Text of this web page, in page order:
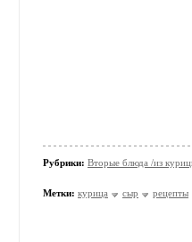
Рубрики: Вторые блюда /из
Метки: курица сыр рецепты